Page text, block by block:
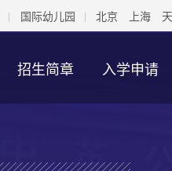
国际幼儿园 北京 上海
招生简章 入学申请